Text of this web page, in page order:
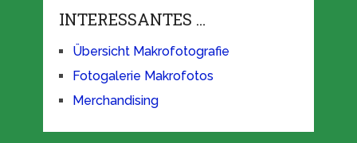
INTERESSANTES …
Übersicht Makrofotografie
Fotogalerie Makrofotos
Merchandising